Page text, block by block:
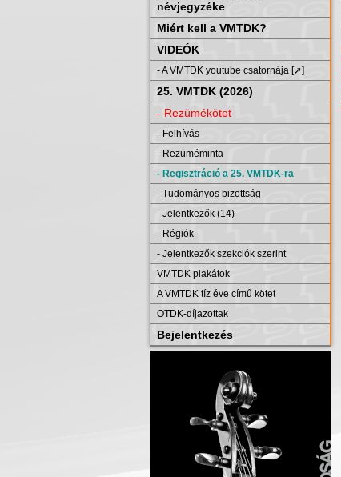
névjegyzéke
Miért kell a VMTDK?
VIDEÓK
- A VMTDK youtube csatornája [➚]
25. VMTDK (2026)
- Rezümékötet
- Felhívás
- Rezüméminta
- Regisztráció a 25. VMTDK-ra
- Tudományos bizottság
- Jelentkezők (14)
- Régiók
- Jelentkezők szekciók szerint
VMTDK plakátok
A VMTDK tíz éve című kötet
OTDK-díjazottak
Bejelentkezés